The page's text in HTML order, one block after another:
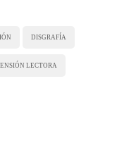
DISGRAFÍA
LECTORA